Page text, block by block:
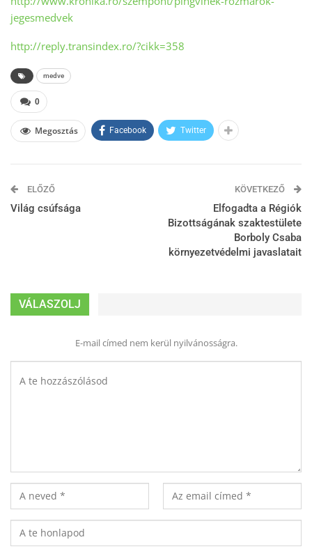
jegesmedvek
http://reply.transindex.ro/?cikk=358
medve
0
Megosztás Facebook Twitter
ELŐZŐ
Világ csúfsága
KÖVETKEZŐ
Elfogadta a Régiók
Bizottságának szaktestülete
Borboly Csaba
környezetvédelmi javaslatait
VÁLASZOLJ
E-mail címed nem kerül nyilvánosságra.